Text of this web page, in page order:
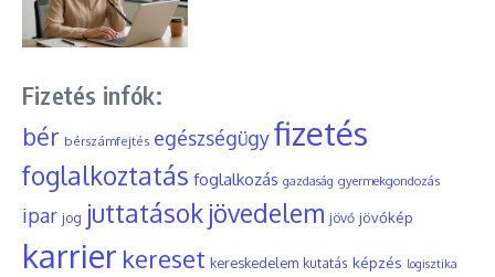
Fizetés infók:
bér bérszámfejtés egészségügyfizetés
foglalkoztatás foglalkozás gazdaság gyermekgondozás
ipar jog juttatások jövedelem jövő jövőkép
karrier kereset kereskedelem kutatás képzés logisztika